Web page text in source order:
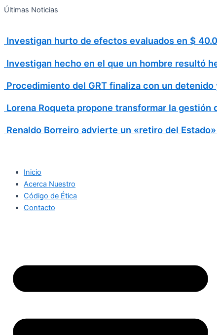
Ir
Últimas Noticias
Investigan hurto de efectos evaluados en $
Investigan hecho en el que un hombre resultó
Procedimiento del GRT finaliza con un detenido
Lorena Roqueta propone transformar la gestión
Renaldo Borreiro advierte un «retiro del
Inicio
Acerca Nuestro
Código de Ética
Contacto
Search